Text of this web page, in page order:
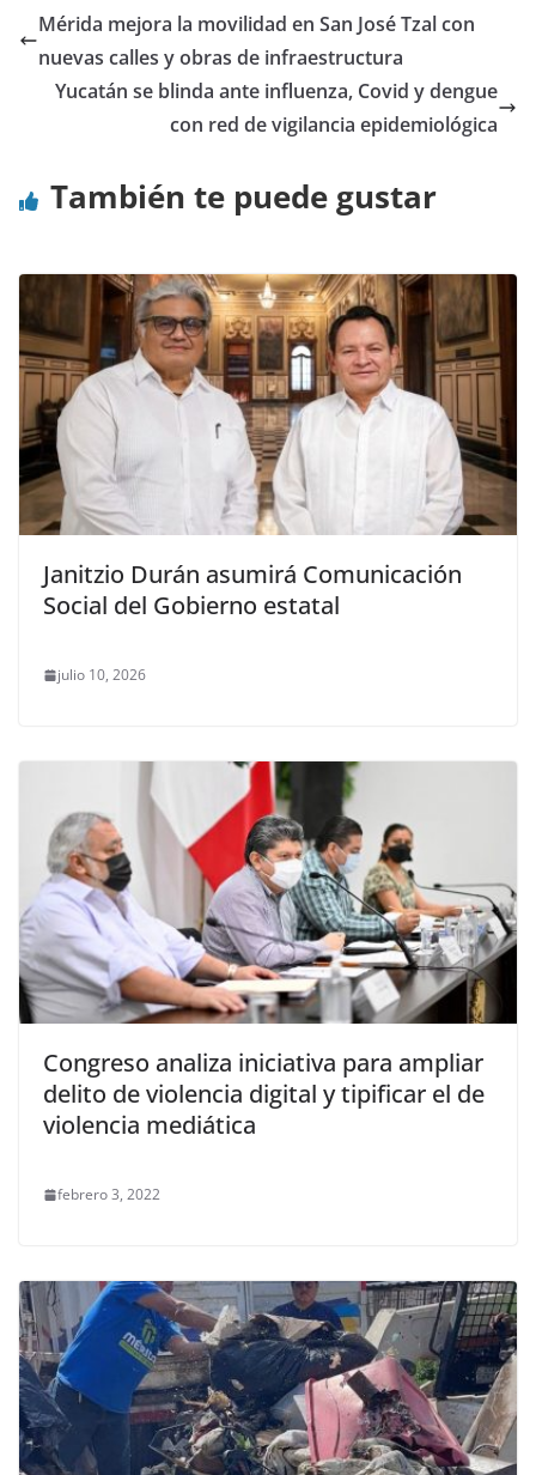
Mérida mejora la movilidad en San José Tzal con
nuevas calles y obras de infraestructura
Yucatán se blinda ante influenza, Covid y dengue
con red de vigilancia epidemiológica
También te puede gustar
Janitzio Durán asumirá Comunicación
Social del Gobierno estatal
julio 10, 2026
Congreso analiza iniciativa para ampliar
delito de violencia digital y tipificar el de
violencia mediática
febrero 3, 2022